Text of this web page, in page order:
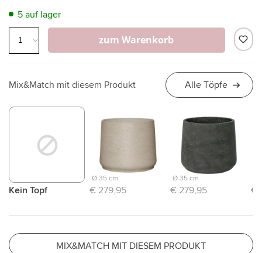
5 auf lager
zum Warenkorb
Mix&Match mit diesem Produkt Alle Töpfe
Kein Topf € 279,95
Ø 35 cm
€ 279,95
Ø 35 cm
€
MIX&MATCH MIT DIESEM PRODUKT